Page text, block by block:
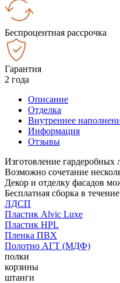
Беспроцентная рассрочка
Гарантия
2 года
Описание
Отделка
Внутреннее
Информация
Отзывы
Изготовление гардеробных
Возможно сочетание
Декор и отделку фасадов
Бесплатная сборка в
ЛДСП
Пластик Alvic Luxe
Пластик HPL
Пленка ПВХ
Полотно АГТ (МДФ)
полки
корзины
штанги